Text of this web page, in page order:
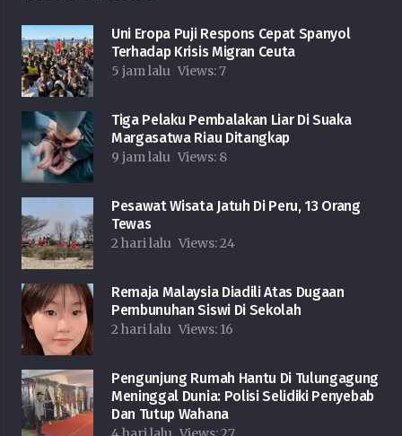
Uni Eropa Puji Respons Cepat Spanyol
Terhadap Krisis Migran Ceuta
5 jam lalu Views:7
Tiga Pelaku Pembalakan Liar Di Suaka
Margasatwa Riau Ditangkap
9 jam lalu Views: 8
Pesawat Wisata Jatuh Di Peru, 13 Orang
Tewas
2 hari lalu Views:24
Remaja Malaysia Diadili Atas Dugaan
Pembunuhan Siswi Di Sekolah
2 hari lalu Views: 16
Pengunjung Rumah Hantu Di Tulungagung
Meninggal Dunia: Polisi Selidiki Penyebab
Dan Tutup Wahana